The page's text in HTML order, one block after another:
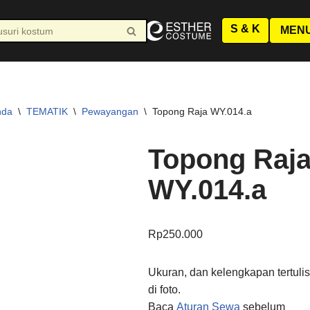
S & K
\ TEMATIK \ Pewayangan \ Topong Raja WY.014.a
Topong
WY.014.a
Rp250.000
Ukuran, dan kelengkapan tertulis
di foto.
Baca Aturan Sewa sebelum
JAM KERJA AGUSTUS
Senin-Jumat : 10.00-19.00 WIB
Sabtu : 10.00-17.00 WIB